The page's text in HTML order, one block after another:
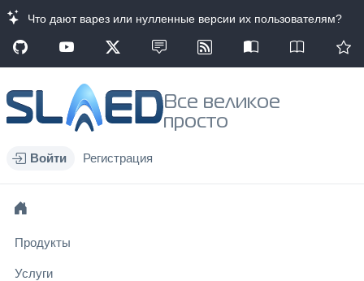
Что дают варез или нулленные версии их пользователям?
Все великое
просто
Войти Регистрация
Продукты
Услуги